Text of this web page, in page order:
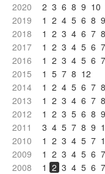
2020
2 3 6 8 9 10
2019
1 2 4 5 6 8 9
2018
1 2 3 4 6 7 8
2017
1 2 3 4 5 6 7
2016
1 2 3 4 5 6 7
2015
1 5 7 8 12
2014
1 2 4 5 6 7 8
2013
1 2 3 4 6 7 8
2012
1 2 3 5 6 8 9
2011
3 4 5 7 8 9
2010
1 2 3 4 5 7
2009
1 2 3 4 5 6 7
2008
1 2 3 4 5 6 7